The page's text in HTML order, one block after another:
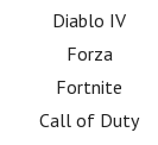
Diablo IV
Forza
Fortnite
Call of Duty